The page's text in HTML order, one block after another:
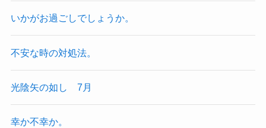
いかがお過ごしでしょうか。
不安な時の対処法。
光陰矢の如し 7月
幸か不幸か。